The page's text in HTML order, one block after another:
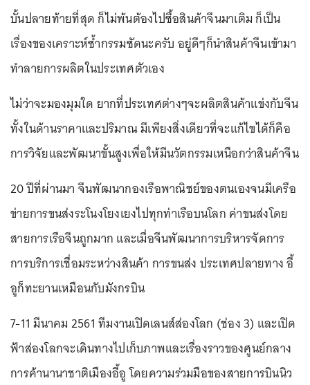
บั้นปลายท้ายที่สุด ก็ไม่พ้นต้องไปซื้อสินค้าจีนมาเติม ก็เป็น
เรื่องของเคราะห์ซ้ำกรรมซัดนะครับ อยู่ดีๆก็นำสินค้าจีนเข้ามา
ทำลายการผลิตในประเทศตัวเอง
ไม่ว่าจะมองมุมใด ยากที่ประเทศต่างๆจะผลิตสินค้าแข่งกับจีน
ทั้งในด้านราคาและปริมาณ มีเพียงสิ่งเดียวที่จะแก้ไขได้ก็คือ
การวิจัยและพัฒนาขั้นสูงเพื่อให้มีนวัตกรรมเหนือกว่าสินค้าจีน
20 ปีที่ผ่านมา จีนพัฒนากองเรือพาณิชย์ของตนเองจนมีเครือ
ข่ายการขนส่งระโนงโยงเยงไปทุกท่าเรือบนโลก ค่าขนส่งโดย
สายการเรือจีนถูกมาก และเมื่อจีนพัฒนาการบริหารจัดการ
การบริการเชื่อมระหว่างสินค้า การขนส่ง ประเทศปลายทาง อี้
อูก็ทะยานเหมือนกับมังกรบิน
7-11 มีนาคม 2561 ทีมงานเปิดเลนส์ส่องโลก (ช่อง 3) และเปิด
ฟ้าส่องโลกจะเดินทางไปเก็บภาพและเรื่องราวของศูนย์กลาง
การค้านานาชาติเมืองอี้อู โดยความร่วมมือของสายการบินนิว